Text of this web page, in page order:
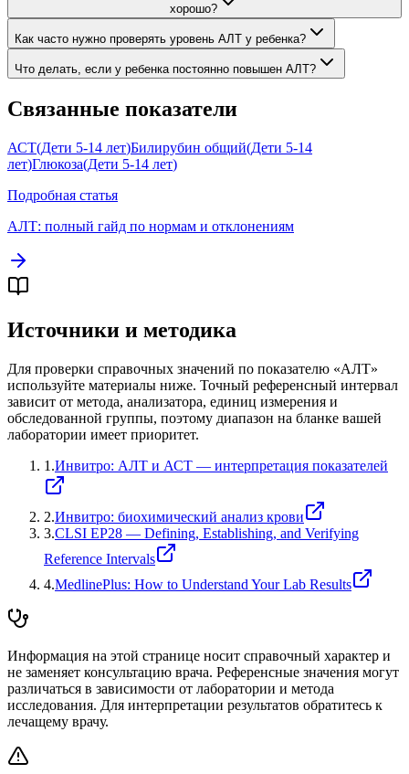
хорошо?
Как часто нужно проверять уровень АЛТ у ребенка?
Что делать, если у ребенка постоянно повышен АЛТ?
Связанные показатели
АСТ(Дети 5-14 лет)Билирубин общий(Дети 5-14
лет)Глюкоза(Дети 5-14 лет)
Подробная статья
АЛТ: полный гайд по нормам и отклонениям
Источники и методика
Для проверки справочных значений по показателю «АЛТ»
используйте материалы ниже. Точный референсный интервал
зависит от метода, анализатора, единиц измерения и
обследованной группы, поэтому диапазон на бланке вашей
лаборатории имеет приоритет.
1 .Инвитро: АЛТ и АСТ — интерпретация показателей
2.Инвитро: биохимический анализ крови
3.CLSI EP28 — Defining, Establishing, and Verifying
Reference Intervals
4.MedlinePlus: How to Understand Your Lab Results
Информация на этой странице носит справочный характер и
не заменяет консультацию врача. Референсные значения могут
различаться в зависимости от лаборатории и метода
исследования. Для интерпретации результатов обратитесь к
лечащему врачу.